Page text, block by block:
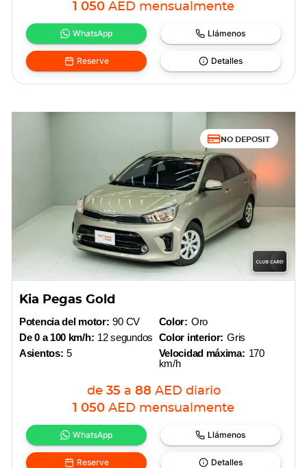
1 050 AED mensualmente
WhatsApp Llámenos
Reserve Detalles
NO DEPOSIT
Kia Pegas Gold
Potencia del motor: 90 CV
De 0 a 100 km/h: 12 segundos
Asientos: 5
Color: Oro
Color interior: Gris
Velocidad máxima: 170
km/h
de 35 a 88 AED diario
1 050 AED mensualmente
WhatsApp Llámenos
Reserve Detalles